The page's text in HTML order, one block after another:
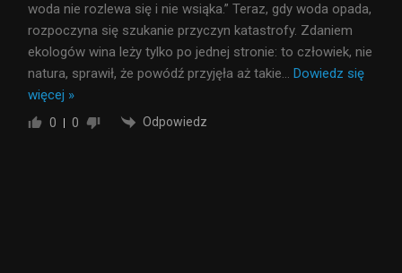
woda nie rozlewa się i nie wsiąka.” Teraz, gdy woda opada,
rozpoczyna się szukanie przyczyn katastrofy. Zdaniem
ekologów wina leży tylko po jednej stronie: to człowiek, nie
natura, sprawił, że powódź przyjęła aż takie… Dowiedz się
więcej »
0 0 Odpowiedz